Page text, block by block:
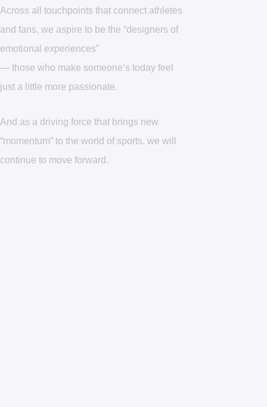
Across all touchpoints that connect athletes
Across all touchpoints that connect athletes
and fans, we aspire to be the “designers of
and fans, we aspire to be the “designers of
emotional experiences”
emotional experiences”
— those who make someone’s today feel
— those who make someone’s today feel
just a little more passionate.
just a little more passionate.
And as a driving force that brings new
And as a driving force that brings new
“momentum” to the world of sports, we will
“momentum” to the world of sports, we will
continue to move forward.
continue to move forward.